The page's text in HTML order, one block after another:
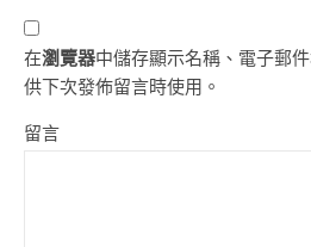
在瀏覽器中儲存顯示名稱、電子郵
供下次發佈留言時使用。
留言